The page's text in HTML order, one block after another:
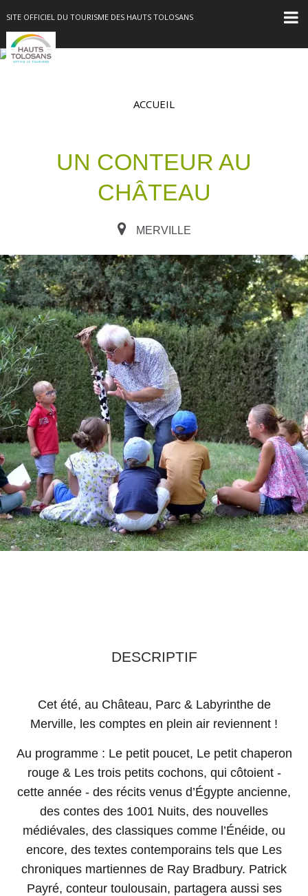
SITE OFFICIEL DU TOURISME DES HAUTS TOLOSANS
ACCUEIL
UN CONTEUR AU
CHÂTEAU
MERVILLE
DESCRIPTIF
Cet été, au Château, Parc & Labyrinthe de
Merville, les comptes en plein air reviennent !
Au programme : Le petit poucet, Le petit chaperon
rouge & Les trois petits cochons, qui côtoient -
cette année - des récits venus d’Égypte ancienne,
des contes des 1001 Nuits, des nouvelles
médiévales, des classiques comme l’Énéide, ou
encore, des textes contemporains tels que Les
chroniques martiennes de Ray Bradbury. Patrick
Payré, conteur toulousain, partagera aussi ses